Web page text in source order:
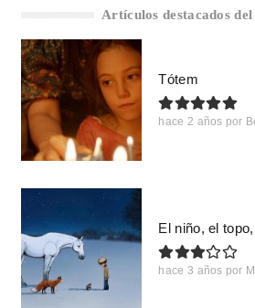
Artículos destacados
Tótem
hace 2 años por
El niño, el
hace 3 años por